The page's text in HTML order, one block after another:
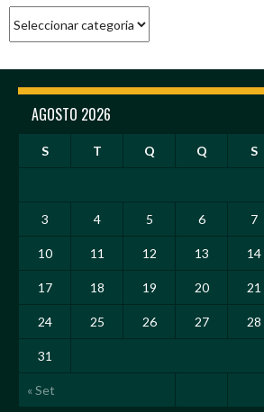
AGOSTO 2026
S T Q Q S
« Set
3 4 5 6 7
10 11 12 13 14
17 18 19 20 21
24 25 26 27 28
31